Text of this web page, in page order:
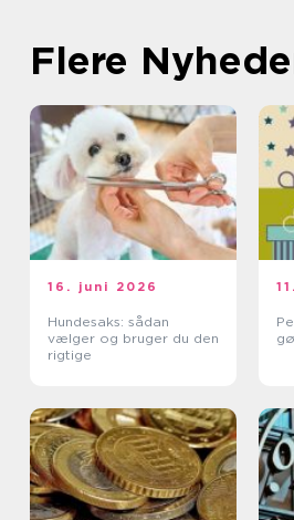
Flere
16. juni 2026
Hundesaks: sådan
vælger og bruger du den
rigtige